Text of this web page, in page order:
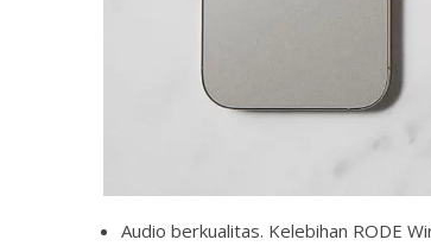
Audio berkualitas. Kelebihan RODE